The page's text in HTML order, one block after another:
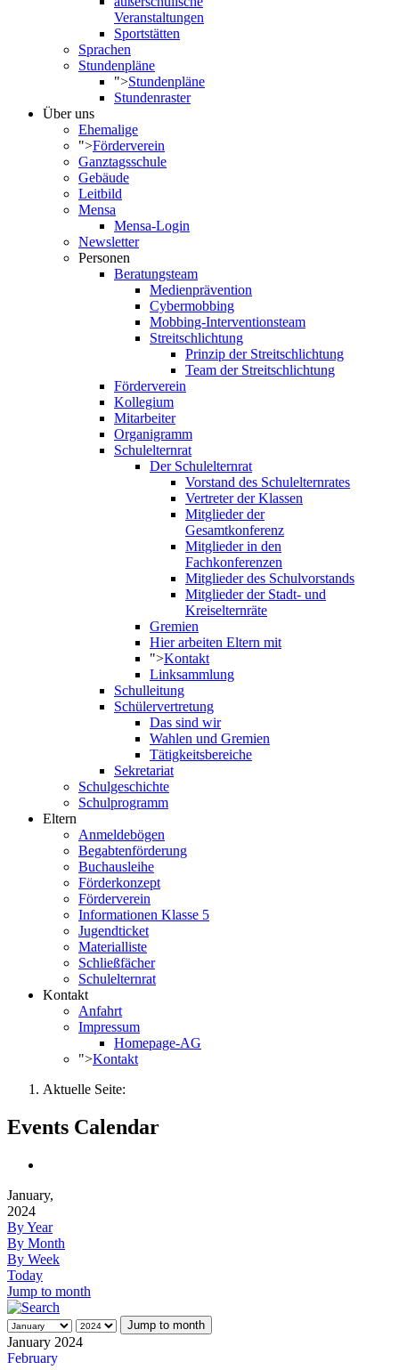
Veranstaltungen
Sportstätten
Sprachen
Stundenpläne
">Stundenpläne
Stundenraster
Über uns
Ehemalige
">Förderverein
Ganztagsschule
Gebäude
Leitbild
Mensa
Mensa-Login
Newsletter
Personen
Beratungsteam
Medienprävention
Cybermobbing
Mobbing-Interventionsteam
Streitschlichtung
Prinzip der Streitschlichtung
Team der Streitschlichtung
Förderverein
Kollegium
Mitarbeiter
Organigramm
Schulelternrat
Der Schulelternrat
Vorstand des Schulelternrates
Vertreter der Klassen
Mitglieder der
Gesamtkonferenz
Mitglieder in den
Fachkonferenzen
Mitglieder des Schulvorstands
Mitglieder der Stadt- und
Kreiselternräte
Gremien
Hier arbeiten Eltern mit
">Kontakt
Linksammlung
Schulleitung
Schülervertretung
Das sind wir
Wahlen und Gremien
Tätigkeitsbereiche
Sekretariat
Schulgeschichte
Schulprogramm
Eltern
Anmeldebögen
Begabtenförderung
Buchausleihe
Förderkonzept
Förderverein
Informationen Klasse 5
Jugendticket
Materialliste
Schließfächer
Schulelternrat
Kontakt
Anfahrt
Impressum
Homepage-AG
">Kontakt
Aktuelle Seite:
Events Calendar
January,
2024
By Year
By Month
By Week
Today
Jump to month
Jump to month
January 2024
February